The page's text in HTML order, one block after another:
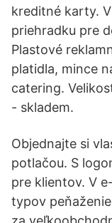
kreditné karty.
priehradku pre
Plastové
platidla, mince
catering.
- skladem.
Objednajte si
potlačou. S
pre klientov. V
typov